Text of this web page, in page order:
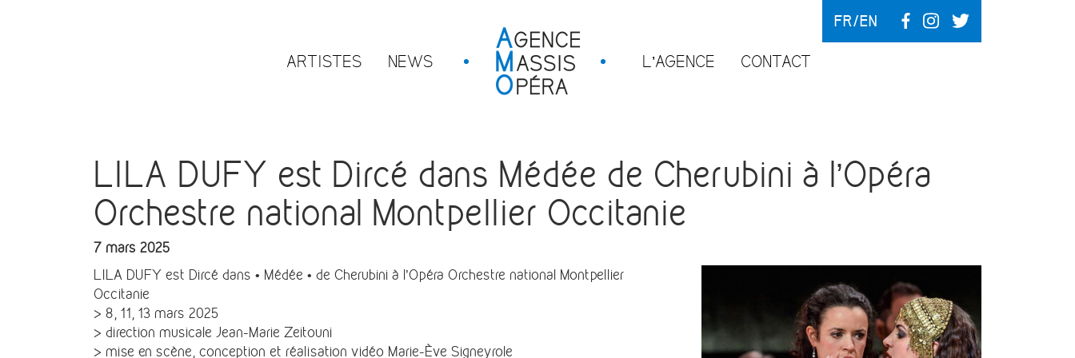
ARTISTES NEWS L’AGENCE CONTACT
FR EN
LILA DUFY est Dircé dans Médée de Cherubini à l’Opéra
Orchestre national Montpellier Occitanie
7 mars 2025
LILA DUFY est Dircé dans • Médée • de Cherubini à l’Opéra Orchestre national Montpellier
Occitanie
> 8, 11, 13 mars 2025
> direction musicale Jean-Marie Zeitouni
> mise en scène, conception et réalisation vidéo Marie-Ève Signeyrole